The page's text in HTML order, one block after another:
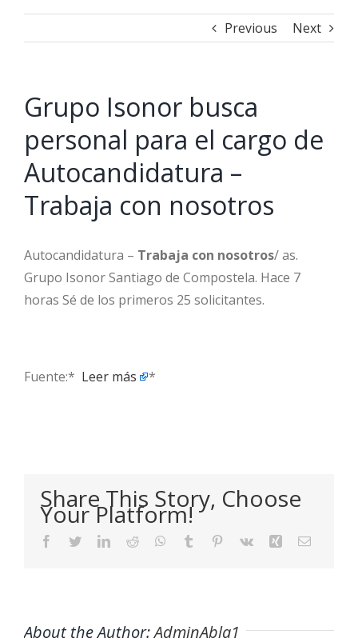
Previous Next
Grupo Isonor busca
personal para el cargo de
Autocandidatura –
Trabaja con nosotros
Autocandidatura – Trabaja con nosotros/ as.
Grupo Isonor Santiago de Compostela. Hace 7
horas Sé de los primeros 25 solicitantes.
Fuente:* ​ Leer más *
Share This Story, Choose
Your Platform!
Facebook
TwitterLinkedIn
Reddit WhatsApp
Tumblr Pinterest
Vk Xing Email
About the Author:AdminAbla1